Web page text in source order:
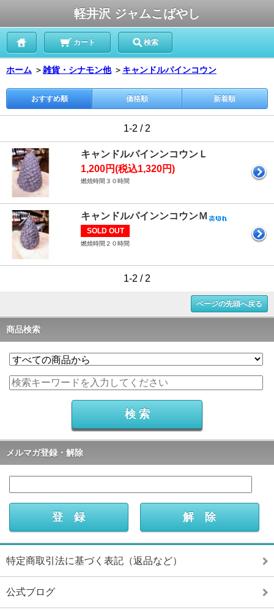
軽井沢 ジャムこばやし
カート 検索
ホーム ＞雑貨・シナモン他 ＞ キャンドルパインコウン
おすすめ順 価格順 新着順
1-2 / 2
キャンドルパインンコウンＬ
1,200円(税込1,320円)
燃焼時間３０時間
キャンドルパインンコウンＭ
SOLD OUT
燃焼時間２０時間
1-2 / 2
ページの先頭へ戻る
商品検索
メルマガ登録・解除
特定商取引法に基づく表記（返品など）
公式ブログ